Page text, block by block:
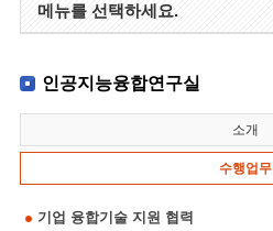
메뉴를 선택하세요.
인공지능융합연구실
소개
수행업무
기업 융합기술 지원 협력